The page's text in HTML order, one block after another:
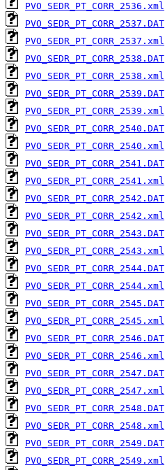
PVO_SEDR_PT_CORR_2536.xml
PVO_SEDR_PT_CORR_2537.DAT
PVO_SEDR_PT_CORR_2537.xml
PVO_SEDR_PT_CORR_2538.DAT
PVO_SEDR_PT_CORR_2538.xml
PVO_SEDR_PT_CORR_2539.DAT
PVO_SEDR_PT_CORR_2539.xml
PVO_SEDR_PT_CORR_2540.DAT
PVO_SEDR_PT_CORR_2540.xml
PVO_SEDR_PT_CORR_2541.DAT
PVO_SEDR_PT_CORR_2541.xml
PVO_SEDR_PT_CORR_2542.DAT
PVO_SEDR_PT_CORR_2542.xml
PVO_SEDR_PT_CORR_2543.DAT
PVO_SEDR_PT_CORR_2543.xml
PVO_SEDR_PT_CORR_2544.DAT
PVO_SEDR_PT_CORR_2544.xml
PVO_SEDR_PT_CORR_2545.DAT
PVO_SEDR_PT_CORR_2545.xml
PVO_SEDR_PT_CORR_2546.DAT
PVO_SEDR_PT_CORR_2546.xml
PVO_SEDR_PT_CORR_2547.DAT
PVO_SEDR_PT_CORR_2547.xml
PVO_SEDR_PT_CORR_2548.DAT
PVO_SEDR_PT_CORR_2548.xml
PVO_SEDR_PT_CORR_2549.DAT
PVO_SEDR_PT_CORR_2549.xml